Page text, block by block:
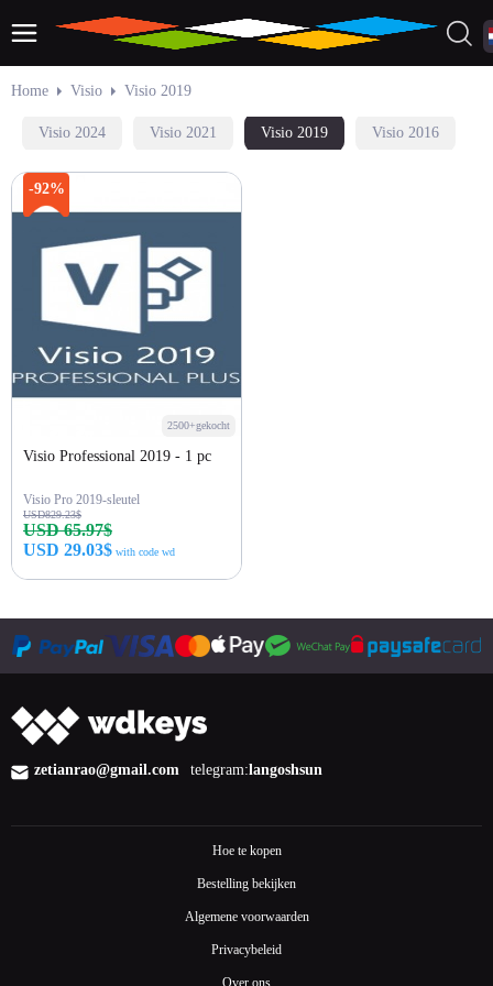
Home Visio Visio 2019
Visio 2024 Visio 2021 Visio 2019 Visio 2016
-92%
2500+gekocht
Visio Professional 2019 - 1 pc
Visio Pro 2019-sleutel
USD829.23$
USD 65.97$
USD 29.03$ with code wd
zetianrao@gmail.com telegram:langoshsun
Hoe te kopen
Bestelling bekijken
Algemene voorwaarden
Privacybeleid
Over ons